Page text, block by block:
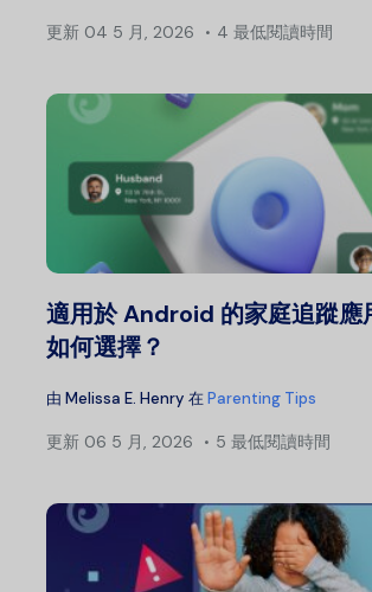
更新 04 5 月, 2026 4 最低閱讀時間
適用於 Android 的家庭追蹤應
如何選擇？
由 Melissa E. Henry 在Parenting Tips
更新 06 5 月, 2026 5 最低閱讀時間